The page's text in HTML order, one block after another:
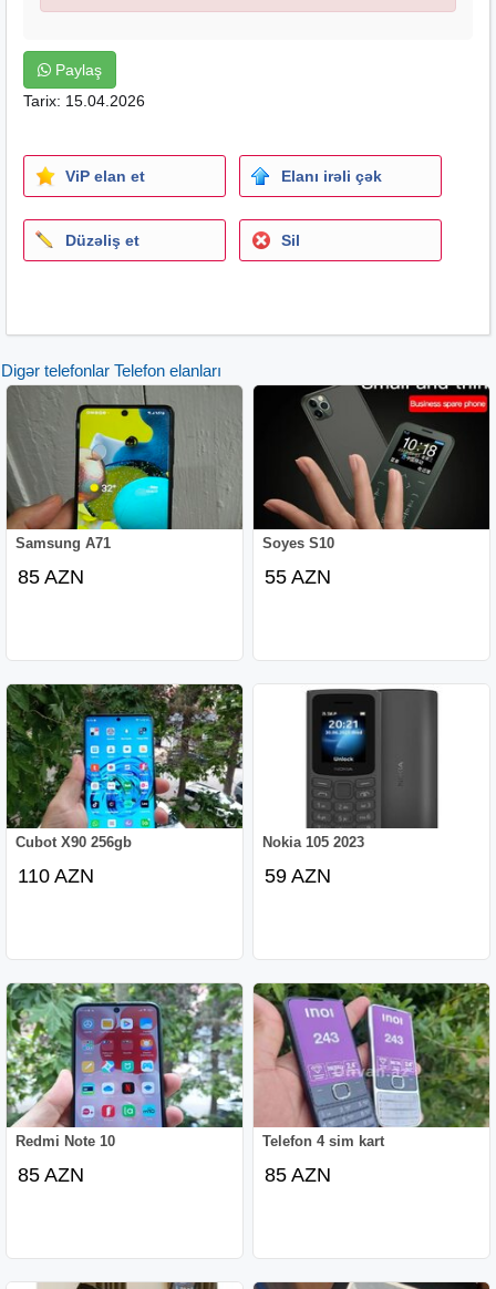
Paylaş
Tarix: 15.04.2026
ViP elan et Elanı irəli çək
Düzəliş et Sil
Digər telefonlar Telefon elanları
Samsung A71
85 AZN
Soyes S10
55 AZN
Cubot X90 256gb
110 AZN
Nokia 105 2023
59 AZN
Redmi Note 10
85 AZN
Telefon 4 sim kart
85 AZN